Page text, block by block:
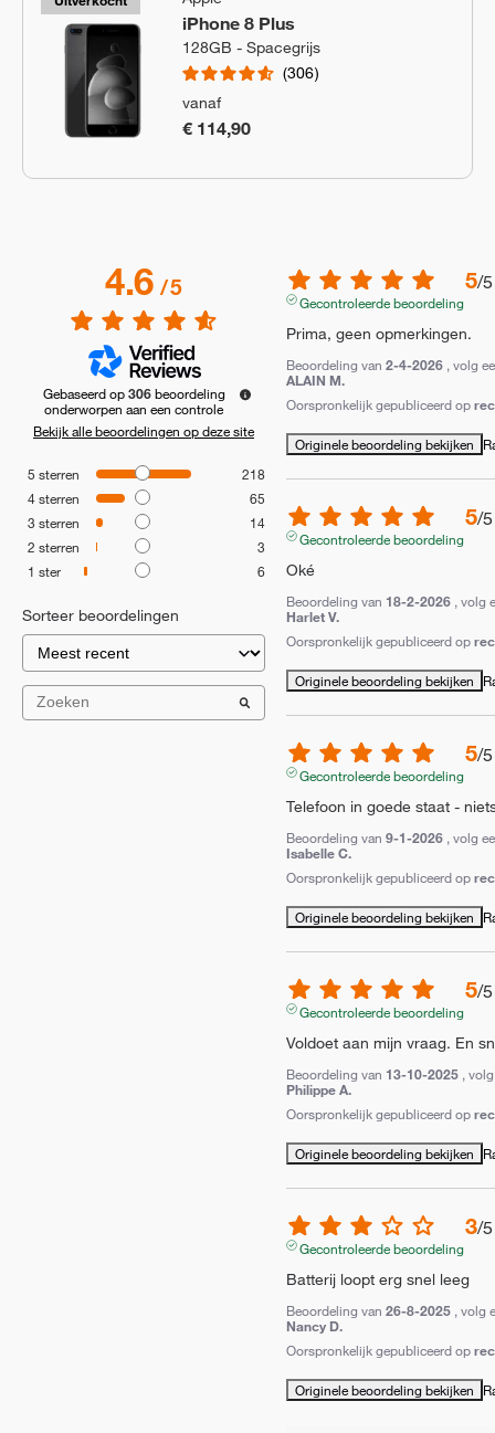
iPhone 8 Plus
128GB - Spacegrijs
306
vanaf
€ 114,90
4.6/5
Gebaseerd op306 beoordeling
onderworpen aan een controle
Bekijk alle beoordelingen op deze site
5 sterren
218
4sterren
65
3 sterren
14
2 sterren
3
1 ster 6
Sorteer beoordelingen
5/5
Gecontroleerde beoordeling
Prima, geen opmerkingen.
Beoordeling van 2-4-2026 , volg
ALAIN M.
Oorspronkelijk gepubliceerd op
Originele beoordeling bekijken
5/5
Gecontroleerde beoordeling
Oké
Beoordeling van 18-2-2026 , volg
Harlet V.
Oorspronkelijk gepubliceerd op
Originele beoordeling bekijken
5/5
Gecontroleerde beoordeling
Telefoon in goede staat -
Beoordeling van 9-1-2026 , volg
Isabelle C.
Oorspronkelijk gepubliceerd op
Originele beoordeling bekijken
5/5
Gecontroleerde beoordeling
Voldoet aan mijn vraag. En
Beoordeling van 13-10-2025 ,
Philippe A.
Oorspronkelijk gepubliceerd op
Originele beoordeling bekijken
3/5
Gecontroleerde beoordeling
Batterij loopt erg snel leeg
Beoordeling van 26-8-2025 , volg
Nancy D.
Oorspronkelijk gepubliceerd op
Originele beoordeling bekijken